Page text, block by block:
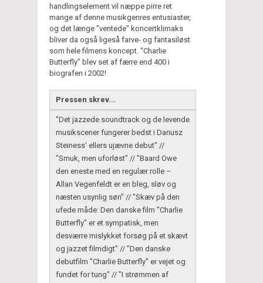
handlingselement vil næppe pirre ret
mange af denne musikgenres entusiaster,
og det længe "ventede" koncertklimaks
bliver da også ligeså farve- og fantasiløst
som hele filmens koncept. "Charlie
Butterfly" blev set af færre end 400 i
biografen i 2002!
Pressen skrev...
"Det jazzede soundtrack og de levende
musikscener fungerer bedst i Dariusz
Steiness' ellers ujævne debut" //
"Smuk, men uforløst" // "Baard Owe
den eneste med en regulær rolle –
Allan Vegenfeldt er en bleg, sløv og
næsten usynlig søn" // "Skæv på den
ufede måde: Den danske film "Charlie
Butterfly" er et sympatisk, men
desværre mislykket forsøg på et skævt
og jazzet filmdigt" // "Den danske
debutfilm "Charlie Butterfly" er vejet og
fundet for tung" // "I strømmen af